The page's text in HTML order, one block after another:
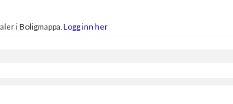
i Boligmappa. Logg inn her